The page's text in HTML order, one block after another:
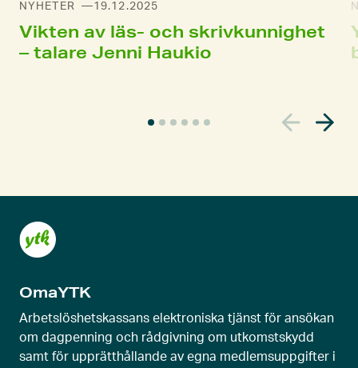
NYHETER 19.12.2025
Vikten av läs- och skrivkunnighet
– talare Jenni Haukio
l
s
j
u
t
r
OmaYTK
Arbetslöshetskassans elektroniska tjänst för ansökan
om dagpenning och rådgivning om utkomstskydd
samt för upprätthållande av egna medlemsuppgifter i